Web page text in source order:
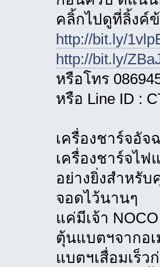
คลิ้กไปดูที่ลิ้งค์
http://bit.ly/
http://bit.ly/
หรือโทร
หรือ Line ID :
เครื่องชาร์จอัจ
เครื่องชาร์จไ
อย่างยิ่งสำหรั
จอดไว้นานๆ
แค่มีเจ้า
ตุ้นแบตฯจากอ
แบตฯเสื่อมเร็